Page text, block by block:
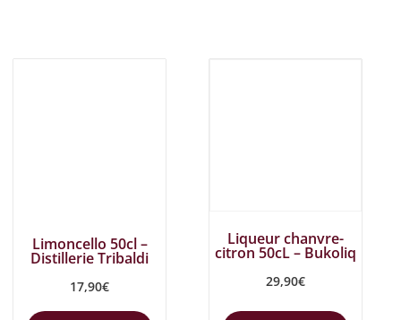
Limoncello 50cl –
Distillerie Tribaldi
17,90€
Liqueur chanvre-
citron 50cL – Bukoliq
29,90€